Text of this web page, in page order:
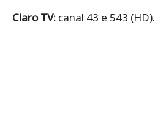
Claro TV: canal 43 e 543 (HD).